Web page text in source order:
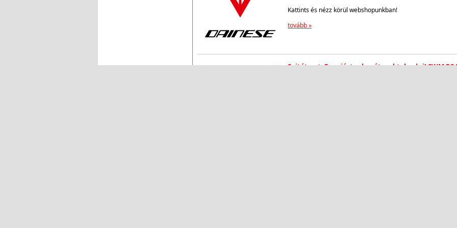
Kattints és nézz körül webshopunkban!
tovább »
Sajtóteszt: Ennyiért robogót szoktak adni! SWM RS